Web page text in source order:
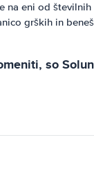
na eni od številnih
grških in
so